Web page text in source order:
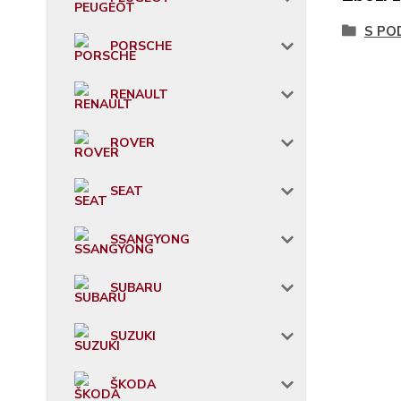
PORSCHE
RENAULT
ROVER
SEAT
SSANGYONG
SUBARU
SUZUKI
ŠKODA
S